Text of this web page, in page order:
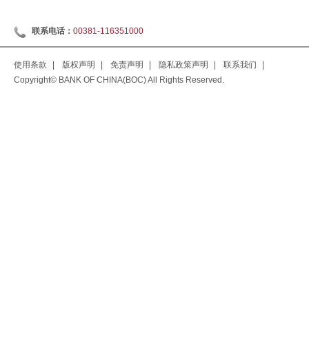
联系电话： 00381-116351000
使用条款 版权声明 免责声明 隐私政策声明 联系我们
Copyright© BANK OF CHINA(BOC) All Rights Reserved.